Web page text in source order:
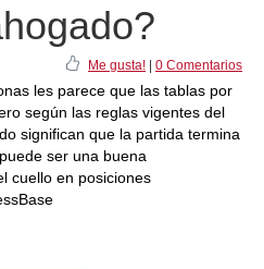
Me gusta! 0 Comentarios
les parece que las tablas por
según las reglas vigentes del
significan que la partida termina
ser una buena
cuello en posiciones